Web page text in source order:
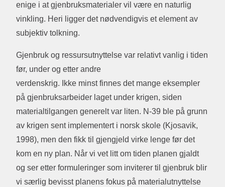
enige i at gjenbruksmaterialer vil være en naturlig
vinkling. Heri ligger det nødvendigvis et element av
subjektiv tolkning.
Gjenbruk og ressursutnyttelse var relativt vanlig i tiden
før, under og etter andre
verdenskrig. Ikke minst finnes det mange eksempler
på gjenbruksarbeider laget under krigen, siden
materialtilgangen generelt var liten. N-39 ble på grunn
av krigen sent implementert i norsk skole (Kjosavik,
1998), men den fikk til gjengjeld virke lenge før det
kom en ny plan. Når vi vet litt om tiden planen gjaldt
og ser etter formuleringer som inviterer til gjenbruk blir
vi særlig bevisst planens fokus på materialutnyttelse